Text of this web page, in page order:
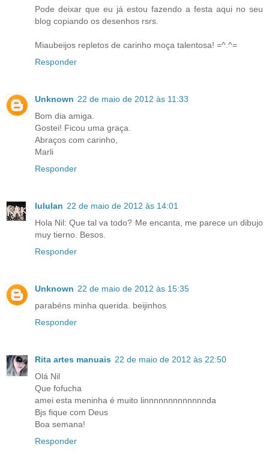
Pode deixar que eu já estou fazendo a festa aqui no seu
blog copiando os desenhos rsrs.
Miaubeijos repletos de carinho moça talentosa! =^.^=
Responder
Unknown 22 de maio de 2012 às 11:33
Bom dia amiga.
Gostei! Ficou uma graça.
Abraços com carinho,
Marli
Responder
lululan 22 de maio de 2012 às 14:01
Hola Nil: Que tal va todo? Me encanta, me parece un dibujo
muy tierno. Besos.
Responder
Unknown 22 de maio de 2012 às 15:35
parabéns minha querida. beijinhos
Responder
Rita artes manuais 22 de maio de 2012 às 22:50
Olá Nil
Que fofucha
amei esta meninha é muito linnnnnnnnnnnnnda
Bjs fique com Deus
Boa semana!
Responder